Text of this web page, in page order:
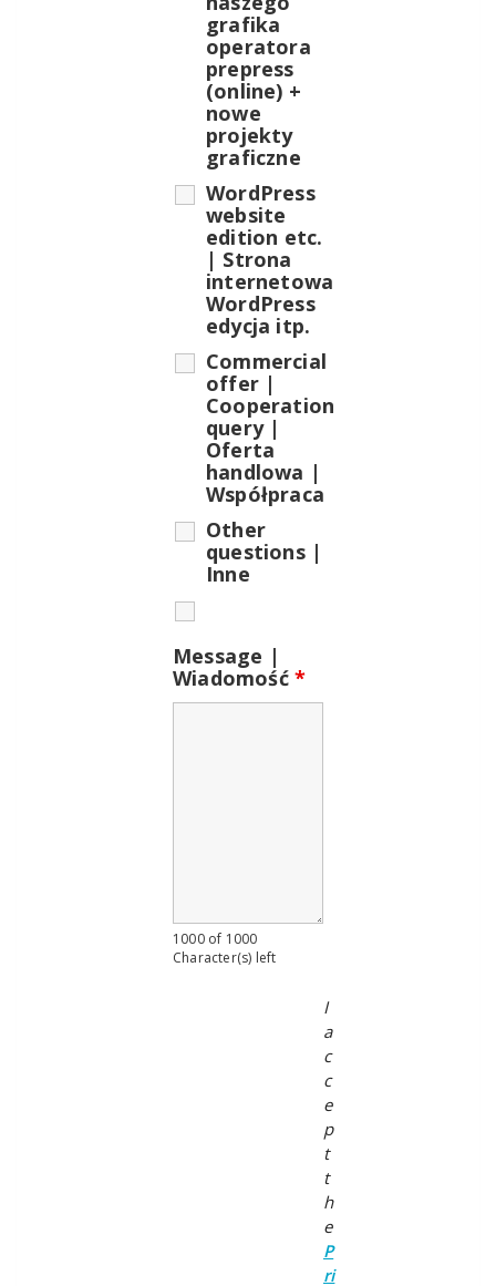
grafika
operatora
prepress
(online) +
nowe
projekty
graficzne
WordPress
website
edition etc.
| Strona
internetowa
WordPress
edycja itp.
Commercial
offer |
Cooperation
query |
Oferta
handlowa |
Współpraca
Other
questions |
Inne
Message |
Wiadomość *
1000 of 1000
Character(s) left
I
a
c
c
e
p
t
t
h
e
P
ri